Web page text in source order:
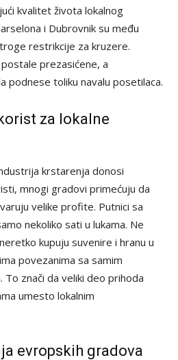
kvalitet života lokalnog
i Dubrovnik su među
restrikcije za kruzere.
prezasićene, a
podnese toliku navalu posetilaca.
za lokalne
krstarenja donosi
mnogi gradovi primećuju da
velike profite. Putnici sa
nekoliko sati u lukama. Ne
kupuju suvenire i hranu u
povezanima sa samim
To znači da veliki deo prihoda
umesto lokalnim
evropskih gradova